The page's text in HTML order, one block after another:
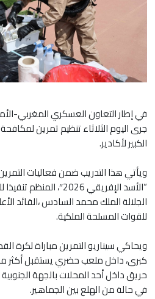
في إطار التعاون العسكري المغربي-
جرى اليوم الثلاثاء تنظيم تمرين
الكبير لأكادير.
ويأتي هذا التدريب ضمن فعاليات
“الأسد الإفريقي 2026″،
الجلالة الملك محمد السادس ،القائد
للقوات المسلحة الملكية.
ويحاكي سيناريو التمرين مباراة لكرة
حريق داخل أحد المحلات بالجهة
في حالة من الهلع بين الجماهير.